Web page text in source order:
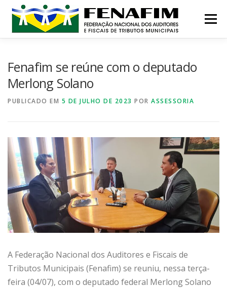
para
conteúdo
Menu
Fenafim se reúne com o deputado
Merlong Solano
PUBLICADO EM 5 DE JULHO DE 2023 POR ASSESSORIA
A Federação Nacional dos Auditores e Fiscais de
Tributos Municipais (Fenafim) se reuniu, nessa terça-
feira (04/07), com o deputado federal Merlong Solano